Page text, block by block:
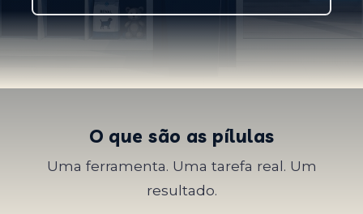
O que são as pílulas
Uma ferramenta. Uma tarefa real. Um
resultado.